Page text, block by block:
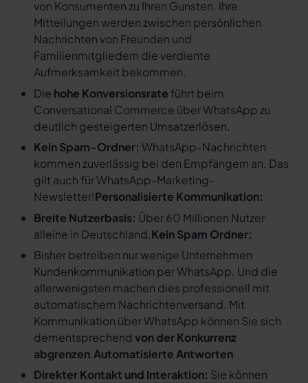
von Konsumenten zu Ihren Gunsten. Ihre
Mitteilungen werden zwischen persönlichen
Nachrichten von Freunden und
Familienmitgliedern die verdiente
Aufmerksamkeit bekommen.
Die hohe Konversionsrate führt beim
Conversational Commerce über WhatsApp zu
deutlich gesteigerten Umsatzerlösen.
Kein Spam-Ordner: WhatsApp-Nachrichten
kommen zuverlässig bei den Empfängern an. Das
gilt auch für WhatsApp-Marketing-
Newsletter!Personalisierte Kommunikation:
Breite Nutzerbasis: Über 60 Millionen Nutzer
alleine in Deutschland.Kein Spam Ordner:
Bisher betreiben nur wenige Unternehmen
Kundenkommunikation per WhatsApp. Und die
allerwenigsten machen dies professionell mit
automatischem Nachrichtenversand. Mit
Kommunikation über WhatsApp können Sie sich
dementsprechendvon der Konkurrenz
abgrenzen.Automatisierte Antworten
Direkter Kontakt und Interaktion: Sie können